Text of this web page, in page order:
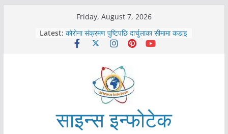
Friday, August 7, 2026
Latest: आकर्षण बढ्दै
कोरोना संक्रमण पुष्टिपछि दार्चुलाका सीमामा कडाइ
मकवानपुरमा खोरेत रोग विरुद्धको खोप लगाउन
आयुर्वेद चिकित्सा प्रणालीको भूमिका महत्वपूर्ण छ :
मुख्यमन्त्री शाह
साइन्स इन्फोटेक